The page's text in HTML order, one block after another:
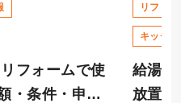
フォームで使
・条件・申請
リフォ
キッチ
給湯器
放置